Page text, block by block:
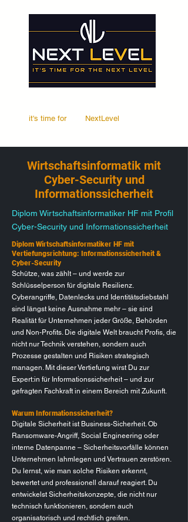
it's time for NextLevel
Wirtschaftsinformatik mit
Cyber-Security und
Informationssicherheit
Diplom Wirtschaftsinformatiker HF mit Profil
Cyber-Security und Informationssicherheit
Diplom Wirtschaftsinformatiker HF mit
Vertiefungsrichtung: Informationssicherheit &
Cyber-Security
Schütze, was zählt – und werde zur
Schlüsselperson für digitale Resilienz.
Cyberangriffe, Datenlecks und Identitätsdiebstahl
sind längst keine Ausnahme mehr – sie sind
Realität für Unternehmen jeder Größe, Behörden
und Non-Profits. Die digitale Welt braucht Profis, die
nicht nur Technik verstehen, sondern auch
Prozesse gestalten und Risiken strategisch
managen. Mit dieser Vertiefung wirst Du zur
Expert:in für Informationssicherheit – und zur
gefragten Fachkraft in einem Bereich mit Zukunft.
Warum Informationssicherheit?
Digitale Sicherheit ist Business-Sicherheit. Ob
Ransomware-Angriff, Social Engineering oder
interne Datenpanne – Sicherheitsvorfälle können
Unternehmen lahmlegen und Vertrauen zerstören.
Du lernst, wie man solche Risiken erkennt,
bewertet und professionell darauf reagiert. Du
entwickelst Sicherheitskonzepte, die nicht nur
technisch funktionieren, sondern auch
organisatorisch und rechtlich greifen.